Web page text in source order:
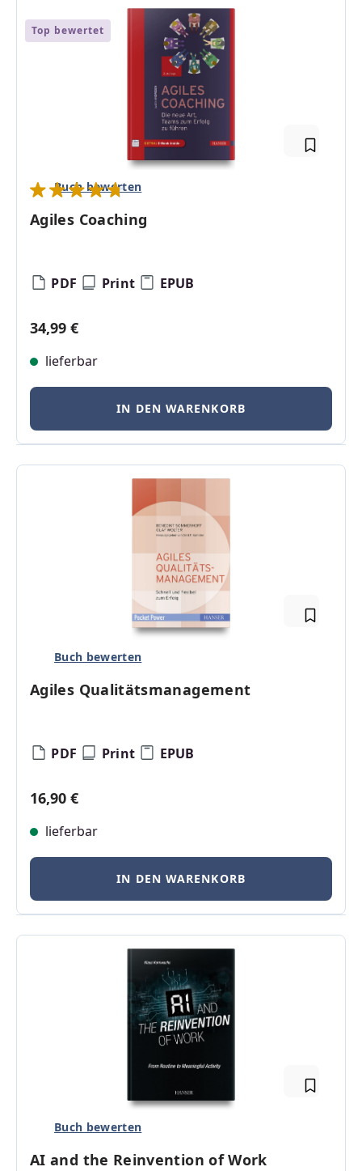
Top bewertet
Buch bewerten
Durchschnittliche Bewertung von 4.83 von 5 Sternen
Agiles Coaching
PDF Print EPUB
Regulärer Preis:
34,99 €
lieferbar
IN DEN WARENKORB
Buch bewerten
Agiles Qualitätsmanagement
PDF Print EPUB
Regulärer Preis:
16,90 €
lieferbar
IN DEN WARENKORB
Buch bewerten
AI and the Reinvention of Work